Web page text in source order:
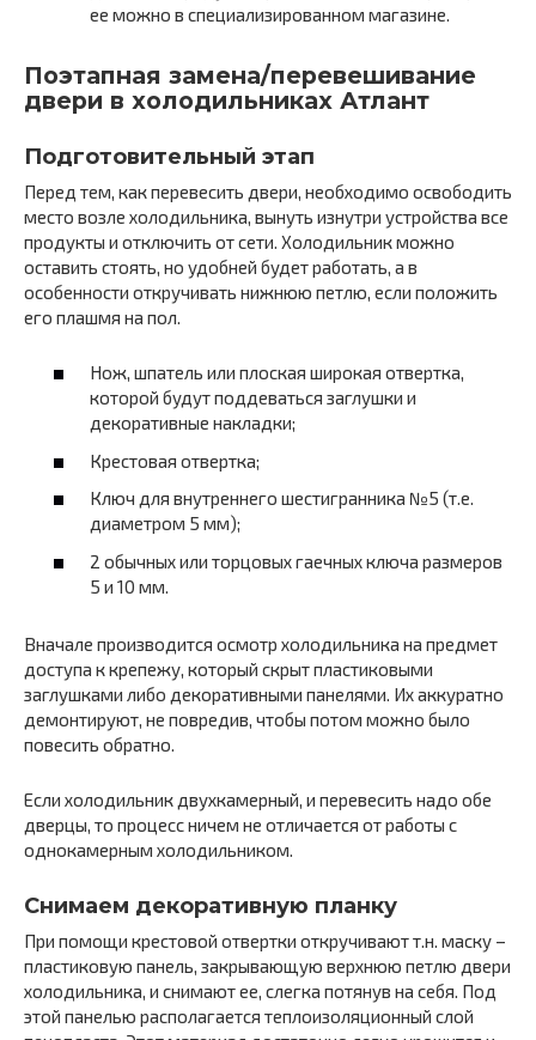
ее можно в специализированном магазине.
Поэтапная замена/перевешивание
двери в холодильниках Атлант
Подготовительный этап
Перед тем, как перевесить двери, необходимо освободить
место возле холодильника, вынуть изнутри устройства все
продукты и отключить от сети. Холодильник можно
оставить стоять, но удобней будет работать, а в
особенности откручивать нижнюю петлю, если положить
его плашмя на пол.
Нож, шпатель или плоская широкая отвертка,
которой будут поддеваться заглушки и
декоративные накладки;
Крестовая отвертка;
Ключ для внутреннего шестигранника №5 (т.е.
диаметром 5 мм);
2 обычных или торцовых гаечных ключа размеров
5 и 10 мм.
Вначале производится осмотр холодильника на предмет
доступа к крепежу, который скрыт пластиковыми
заглушками либо декоративными панелями. Их аккуратно
демонтируют, не повредив, чтобы потом можно было
повесить обратно.
Если холодильник двухкамерный, и перевесить надо обе
дверцы, то процесс ничем не отличается от работы с
однокамерным холодильником.
Снимаем декоративную планку
При помощи крестовой отвертки откручивают т.н. маску –
пластиковую панель, закрывающую верхнюю петлю двери
холодильника, и снимают ее, слегка потянув на себя. Под
этой панелью располагается теплоизоляционный слой